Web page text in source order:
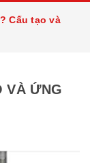
Cấu tạo và
VÀ ỨNG